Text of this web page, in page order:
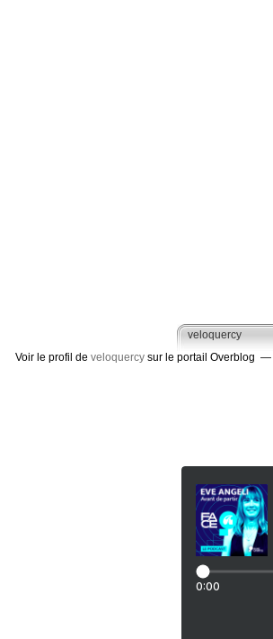
veloquercy
Voir le profil de veloquercy sur le portail Overblog
0:00